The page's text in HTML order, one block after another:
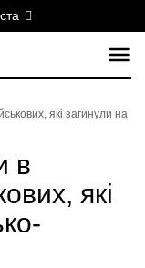
які загинули на
в
які